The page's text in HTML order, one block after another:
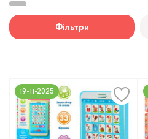
Фільтри
19-11-2025